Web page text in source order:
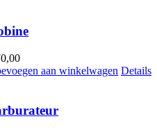
aan winkelwagen Details